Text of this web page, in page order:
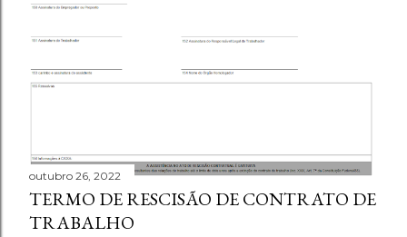
outubro 26, 2022
TERMO DE RESCISÃO DE CONTRATO DE
TRABALHO